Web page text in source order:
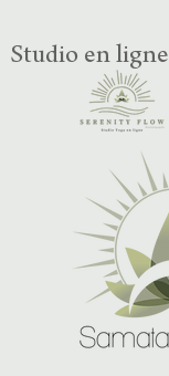
Studio en ligne